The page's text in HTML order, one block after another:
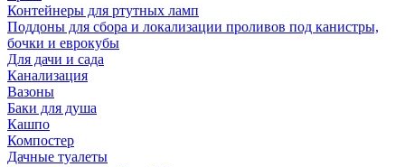
Контейнеры для ртутных ламп
Поддоны для сбора и локализации проливов под канистры,
бочки и еврокубы
Для дачи и сада
Канализация
Вазоны
Баки для душа
Кашпо
Компостер
Дачные туалеты